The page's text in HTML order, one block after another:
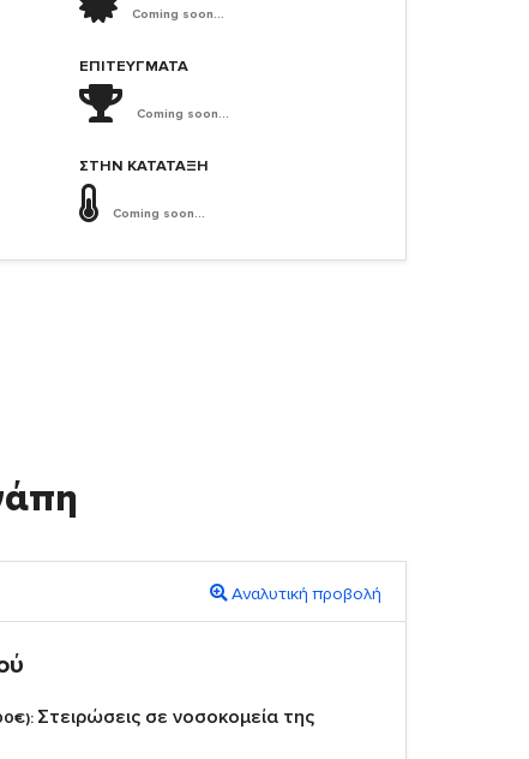
Coming soon...
ΕΠΙΤΕΎΓΜΑΤΑ
Coming soon...
ΣΤΗΝ ΚΑΤΆΤΑΞΗ
Coming soon...
Αναλυτική προβολή
Στειρώσεις σε νοσοκομεία της